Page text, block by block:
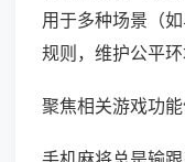
用于多种场景（
规则，维护公平环
聚焦相关游戏功能